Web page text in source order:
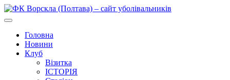
Головна
Новини
Клуб
Візитка
ІСТОРІЯ